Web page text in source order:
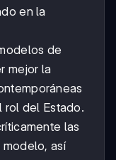
en la
de
mejor la
rol del Estado.
las
así